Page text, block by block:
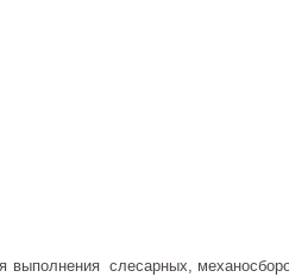
выполнения слесарных,